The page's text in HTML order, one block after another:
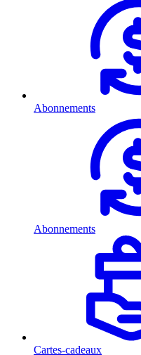
Abonnements
Abonnements
Cartes-cadeaux